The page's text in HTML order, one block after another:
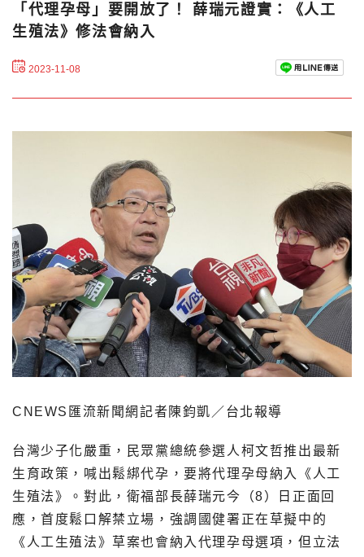
「代理孕母」要開放了！ 薛瑞元證實：《人工
生殖法》修法會納入
2023-11-08
CNEWS匯流新聞網記者陳鈞凱／台北報導
台灣少子化嚴重，民眾黨總統參選人柯文哲推出最新
生育政策，喊出鬆綁代孕，要將代理孕母納入《人工
生殖法》。對此，衛福部長薛瑞元今（8）日正面回
應，首度鬆口解禁立場，強調國健署正在草擬中的
《人工生殖法》草案也會納入代理孕母選項，但立法